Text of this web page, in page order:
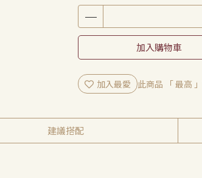
加入購物車
加入最愛 此商品 「 最高
建議搭配